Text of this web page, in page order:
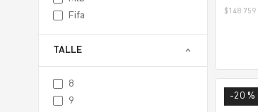
fifa
TALLE
8
9
$148.759
-20 %